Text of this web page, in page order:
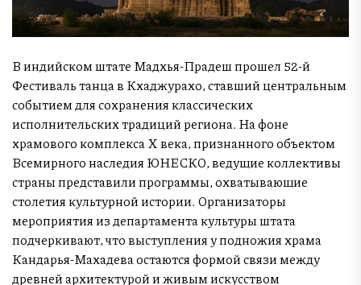
В индийском штате Мадхья-Прадеш прошел 52-й
Фестиваль танца в Кхаджурахо, ставший центральным
событием для сохранения классических
исполнительских традиций региона. На фоне
храмового комплекса X века, признанного объектом
Всемирного наследия ЮНЕСКО, ведущие коллективы
страны представили программы, охватывающие
столетия культурной истории. Организаторы
мероприятия из департамента культуры штата
подчеркивают, что выступления у подножия храма
Кандарья-Махадева остаются формой связи между
древней архитектурой и живым искусством